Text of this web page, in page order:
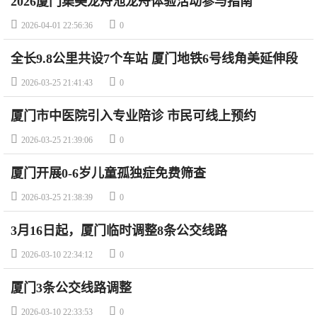
 2026-04-01 22:56:36  0
全长9.8公里共设7个车站 厦门地铁6号线角美延伸段
试运行
 2026-03-25 21:41:43  0
厦门市中医院引入专业陪诊 市民可线上预约
 2026-03-25 21:39:06  0
厦门开展0-6岁儿童孤独症免费筛查
 2026-03-25 21:38:39  0
3月16日起，厦门临时调整8条公交线路
 2026-03-10 22:34:12  0
厦门3条公交线路调整
 2026-03-10 22:33:53  0